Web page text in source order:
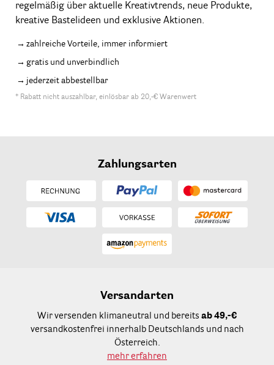
regelmäßig über aktuelle Kreativtrends, neue Produkte,
kreative Bastelideen und exklusive Aktionen.
zahlreiche Vorteile, immer informiert
gratis und unverbindlich
jederzeit abbestellbar
* Rabatt nicht auszahlbar, einlösbar ab 20,-€ Warenwert
Zahlungsarten
Versandarten
Wir versenden klimaneutral und bereits ab 49,-€
versandkostenfrei innerhalb Deutschlands und nach
Österreich.
mehr erfahren